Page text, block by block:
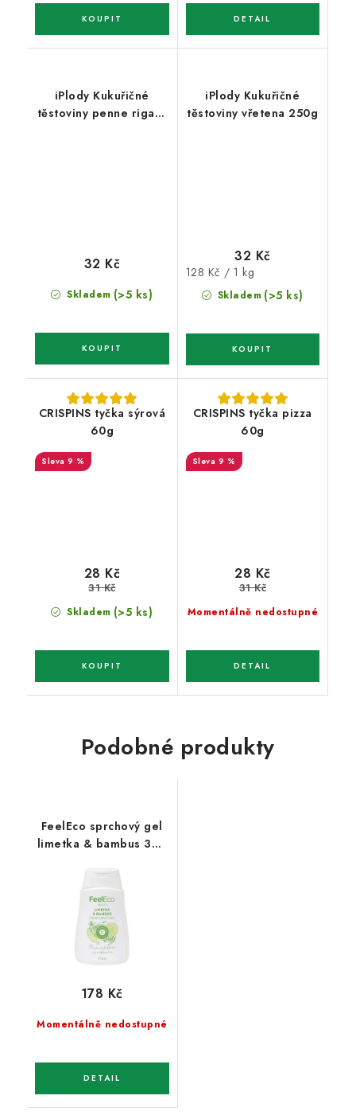
iPlody Kukuřičné
těstoviny penne rigate
Skladem (>5 ks)
32 Kč
iPlody Kukuřičné
těstoviny vřetena 250g
Skladem (>5 ks)
32 Kč
Měrná
cena:
128 Kč / 1 kg
CRISPINS tyčka sýrová
60g
9 %
Skladem (>5 ks)
28 Kč
31 Kč
CRISPINS tyčka pizza
60g
9 %
Momentálně nedostupné
28 Kč
31 Kč
Podobné produkty
FeelEco sprchový gel
limetka & bambus 300
Momentálně nedostupné
178 Kč